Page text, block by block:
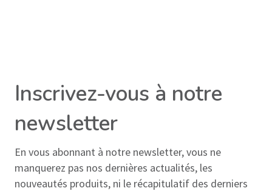
Inscrivez-vous à notre
newsletter
En vous abonnant à notre newsletter, vous ne
manquerez pas nos dernières actualités, les
nouveautés produits, ni le récapitulatif des derniers